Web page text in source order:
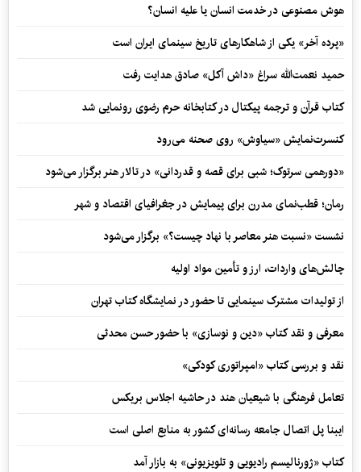
هوش مصنوعی در خدمت انسان یا علیه انسان؟
«پرده آخر» یکی از شاهکارهای تاریخ سینمای ایران است
حمید نعمت‌‏الله سراغ «داش آکل» صادق هدایت رفت
کتاب قرآن و ترجمه پیکتال در کتابخانه حرم رضوی رونمایی شد
کنسرت‌نمایش «سیاوش» روی صحنه می‌رود
«دورهمی سرتوک؛ شبی برای قصه و قدردانی» در تالار هنر برگزار می‌شود
رمان؛ قطب‌نمای مدرن برای پیمایش در جغرافیای اقتصاد و شهر
نشست «نسبت هنر معاصر با نهاد چیست؟» برگزار می‌شود
چالش‌های واردات، ارز و تأمین مواد اولیه
از تولیدات مشترک سینمایی تا حضور در نمایشگاه کتاب تهران
معرفی و نقد کتاب «دین و نوسازی» با حضور حسن محدثی
نقد و بررسی کتاب «امپراتوری کودکی»
تعامل فرهنگی با شیعیان هند در حاشیه اجلاس بریکس
ایبنا پل اتصال جامعه رسانه‌ای کشور به منابع اصلی است
کتاب «ژورنالیسم رادیویی و تلویزیونی» به بازار آمد